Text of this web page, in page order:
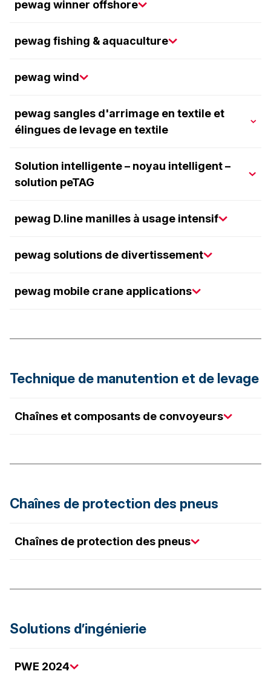
pewag winner offshore
pewag fishing & aquaculture
pewag wind
pewag sangles d'arrimage en textile et
élingues de levage en textile
Solution intelligente – noyau intelligent –
solution peTAG
pewag D.line manilles à usage intensif
pewag solutions de divertissement
pewag mobile crane applications
Technique de manutention et de levage
Chaînes et composants de convoyeurs
Chaînes de protection des pneus
Chaînes de protection des pneus
Solutions d’ingénierie
PWE 2024